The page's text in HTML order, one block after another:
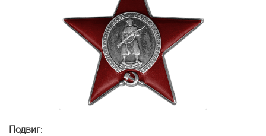
Подвиг: